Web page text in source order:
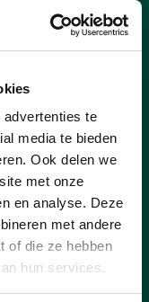
te
media te bieden
Ook delen we
met onze
en analyse. Deze
met andere
of die ze hebben
hun services.
en
opnieuw
gezelligheid
en
heel